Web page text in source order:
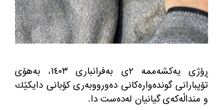
ڕۆژی یه‌كشه‌ممه‌ ٢ی به‌فرانباری ١٤٠٣، به‌هۆی
تۆپبارانی گونده‌واره‌كانی ده‌ورووبه‌ری كۆبانی دایكێك
و منداڵه‌كه‌ی گیانیان له‌ده‌ست دا.